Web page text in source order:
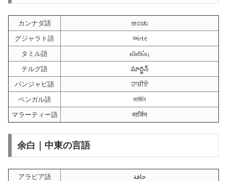
カンナダ語
ಅಂಚು
グジャラト語
અંતર
タミル語
விளிம்பு
テルグ語
మార్జిన్
パンジャビ語
ਹਾਸ਼ੀਏ
ベンガル語
মার্জিন
マラーティー語
मार्जिन
余白｜中東の言語
アラビア語
حافة